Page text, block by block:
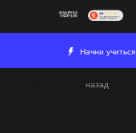
Начни
назад